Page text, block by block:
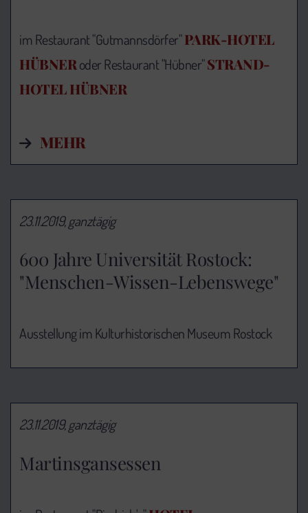
im Restaurant "Gutmannsdörfer"PARK-HOTEL
HÜBNERoder Restaurant "Hübner"STRAND-
HOTEL HÜBNER
MEHR
600 Jahre Universität Rostock:
"Menschen-Wissen-Lebenswege"
23.11.2019, ganztägig
Ausstellung im Kulturhistorischen Museum Rostock
Martinsgansessen
23.11.2019, ganztägig